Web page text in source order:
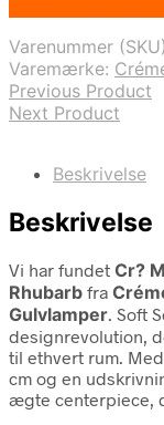
Varenummer
Varemærke:
Previous Product
Next Product
Beskrivelse
Beskrivelse
Vi har fundet Cr?
Rhubarb fra
Gulvlamper. Soft
designrevolution,
til ethvert rum.
cm og en
ægte centerpiece,